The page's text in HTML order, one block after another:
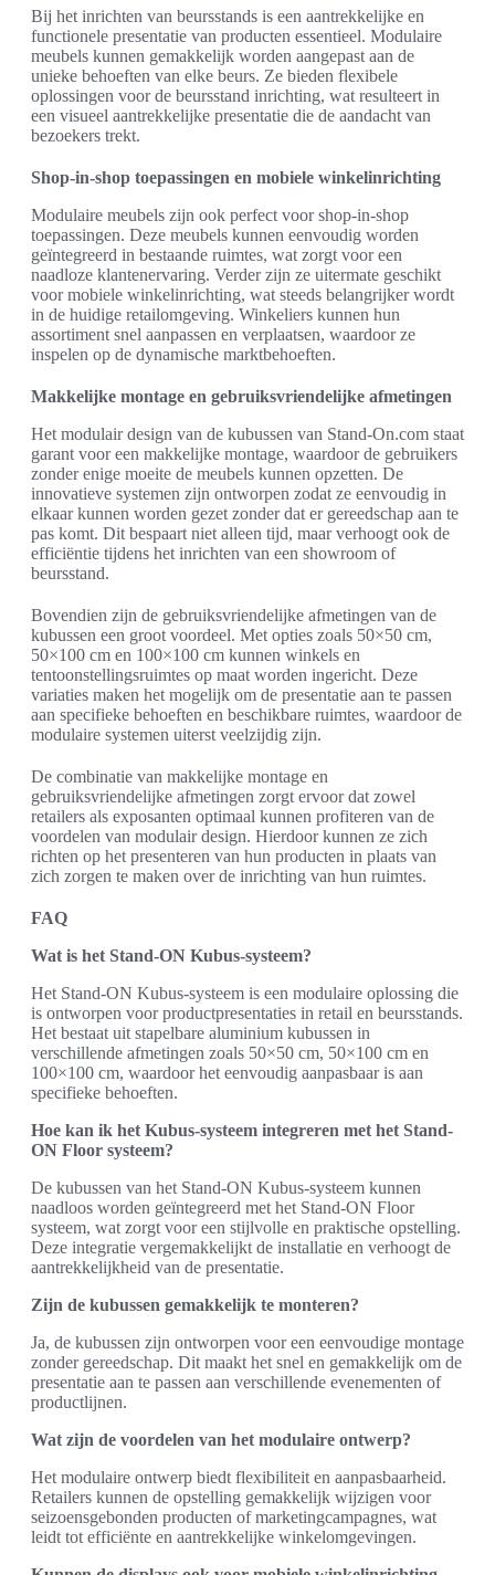
Bij het inrichten van beursstands is een aantrekkelijke en
functionele presentatie van producten essentieel. Modulaire
meubels kunnen gemakkelijk worden aangepast aan de
unieke behoeften van elke beurs. Ze bieden flexibele
oplossingen voor de beursstand inrichting, wat resulteert in
een visueel aantrekkelijke presentatie die de aandacht van
bezoekers trekt.
Shop-in-shop toepassingen en mobiele winkelinrichting
Modulaire meubels zijn ook perfect voor shop-in-shop
toepassingen. Deze meubels kunnen eenvoudig worden
geïntegreerd in bestaande ruimtes, wat zorgt voor een
naadloze klantenervaring. Verder zijn ze uitermate geschikt
voor mobiele winkelinrichting, wat steeds belangrijker wordt
in de huidige retailomgeving. Winkeliers kunnen hun
assortiment snel aanpassen en verplaatsen, waardoor ze
inspelen op de dynamische marktbehoeften.
Makkelijke montage en gebruiksvriendelijke afmetingen
Het modulair design van de kubussen van Stand-On.com staat
garant voor een makkelijke montage, waardoor de gebruikers
zonder enige moeite de meubels kunnen opzetten. De
innovatieve systemen zijn ontworpen zodat ze eenvoudig in
elkaar kunnen worden gezet zonder dat er gereedschap aan te
pas komt. Dit bespaart niet alleen tijd, maar verhoogt ook de
efficiëntie tijdens het inrichten van een showroom of
beursstand.
Bovendien zijn de gebruiksvriendelijke afmetingen van de
kubussen een groot voordeel. Met opties zoals 50×50 cm,
50×100 cm en 100×100 cm kunnen winkels en
tentoonstellingsruimtes op maat worden ingericht. Deze
variaties maken het mogelijk om de presentatie aan te passen
aan specifieke behoeften en beschikbare ruimtes, waardoor de
modulaire systemen uiterst veelzijdig zijn.
De combinatie van makkelijke montage en
gebruiksvriendelijke afmetingen zorgt ervoor dat zowel
retailers als exposanten optimaal kunnen profiteren van de
voordelen van modulair design. Hierdoor kunnen ze zich
richten op het presenteren van hun producten in plaats van
zich zorgen te maken over de inrichting van hun ruimtes.
FAQ
Wat is het Stand-ON Kubus-systeem?
Het Stand-ON Kubus-systeem is een modulaire oplossing die
is ontworpen voor productpresentaties in retail en beursstands.
Het bestaat uit stapelbare aluminium kubussen in
verschillende afmetingen zoals 50×50 cm, 50×100 cm en
100×100 cm, waardoor het eenvoudig aanpasbaar is aan
specifieke behoeften.
Hoe kan ik het Kubus-systeem integreren met het Stand-
ON Floor systeem?
De kubussen van het Stand-ON Kubus-systeem kunnen
naadloos worden geïntegreerd met het Stand-ON Floor
systeem, wat zorgt voor een stijlvolle en praktische opstelling.
Deze integratie vergemakkelijkt de installatie en verhoogt de
aantrekkelijkheid van de presentatie.
Zijn de kubussen gemakkelijk te monteren?
Ja, de kubussen zijn ontworpen voor een eenvoudige montage
zonder gereedschap. Dit maakt het snel en gemakkelijk om de
presentatie aan te passen aan verschillende evenementen of
productlijnen.
Wat zijn de voordelen van het modulaire ontwerp?
Het modulaire ontwerp biedt flexibiliteit en aanpasbaarheid.
Retailers kunnen de opstelling gemakkelijk wijzigen voor
seizoensgebonden producten of marketingcampagnes, wat
leidt tot efficiënte en aantrekkelijke winkelomgevingen.